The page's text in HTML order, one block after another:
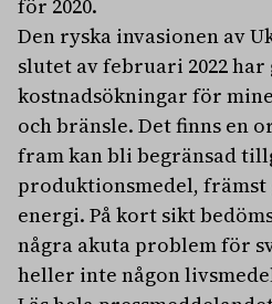
för 2020.
Den ryska invasionen av
slutet av februari 2022
kostnadsökningar för
och bränsle. Det finns en
fram kan bli begränsad
produktionsmedel,
energi. På kort sikt
några akuta problem för
heller inte någon